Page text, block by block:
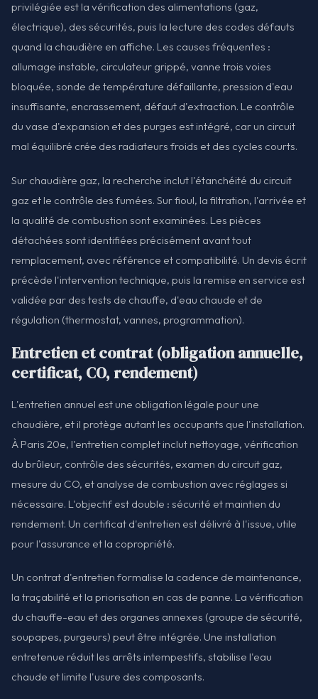
privilégiée est la vérification des alimentations (gaz,
électrique), des sécurités, puis la lecture des codes défauts
quand la chaudière en affiche. Les causes fréquentes :
allumage instable, circulateur grippé, vanne trois voies
bloquée, sonde de température défaillante, pression d'eau
insuffisante, encrassement, défaut d'extraction. Le contrôle
du vase d'expansion et des purges est intégré, car un circuit
mal équilibré crée des radiateurs froids et des cycles courts.
Sur chaudière gaz, la recherche inclut l'étanchéité du circuit
gaz et le contrôle des fumées. Sur fioul, la filtration, l'arrivée et
la qualité de combustion sont examinées. Les pièces
détachées sont identifiées précisément avant tout
remplacement, avec référence et compatibilité. Un devis écrit
précède l'intervention technique, puis la remise en service est
validée par des tests de chauffe, d'eau chaude et de
régulation (thermostat, vannes, programmation).
Entretien et contrat (obligation annuelle,
certificat, CO, rendement)
L'entretien annuel est une obligation légale pour une
chaudière, et il protège autant les occupants que l'installation.
À Paris 20e, l'entretien complet inclut nettoyage, vérification
du brûleur, contrôle des sécurités, examen du circuit gaz,
mesure du CO, et analyse de combustion avec réglages si
nécessaire. L'objectif est double : sécurité et maintien du
rendement. Un certificat d'entretien est délivré à l'issue, utile
pour l'assurance et la copropriété.
Un contrat d'entretien formalise la cadence de maintenance,
la traçabilité et la priorisation en cas de panne. La vérification
du chauffe-eau et des organes annexes (groupe de sécurité,
soupapes, purgeurs) peut être intégrée. Une installation
entretenue réduit les arrêts intempestifs, stabilise l'eau
chaude et limite l'usure des composants.